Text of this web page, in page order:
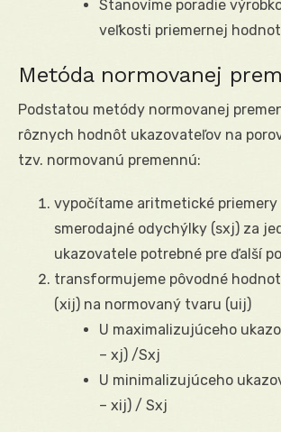
Stanovíme poradie
veľkosti priemernej
Metóda normovanej
Podstatou metódy normovanej
rôznych hodnôt ukazovateľov na
tzv. normovanú premennú:
vypočítame aritmetické priemery
smerodajné odychýlky (sxj) za
ukazovatele potrebné pre ďalší
transformujeme pôvodné
(xij) na normovaný tvaru (uij)
U maximalizujúceho
– xj) /Sxj
U minimalizujúceho
– xij) / Sxj